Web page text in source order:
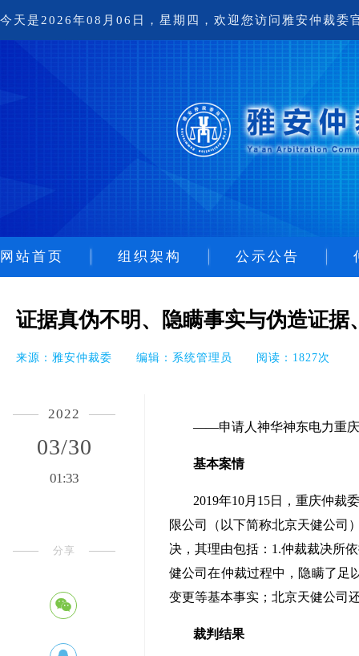
今天是2026年08月06日，星期四，欢迎您访问雅安仲裁委
网站首页 组织架构 公示公告
证据真伪不明、隐瞒事实与伪造证据
来源：雅安仲裁委 编辑：系统管理员 阅读：1827次
2022
03/30
01:33
分享
——申请人神华神东电力重庆
基本案情
2019年10月15日，重庆仲裁
限公司（以下简称北京天健公司
决，其理由包括：1.仲裁裁决所
健公司在仲裁过程中，隐瞒了足
变更等基本事实；北京天健公司
裁判结果